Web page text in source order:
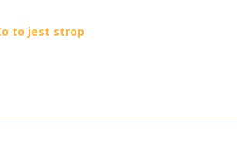
to jest strop